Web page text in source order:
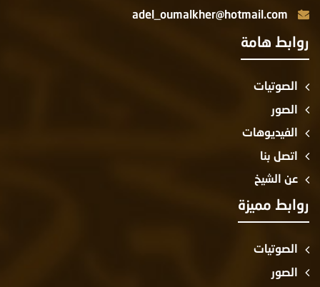
adel_oumalkher@hotmail.com
هامة
الصوتيات
الصور
الفيديوهات
اتصل بنا
عن الشيخ
مميزة
الصوتيات
الصور